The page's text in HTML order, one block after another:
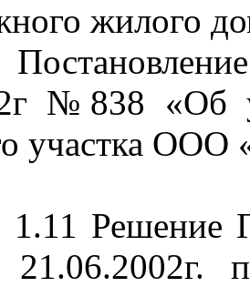
жилого
№838 «Об
участка
1.11 Решение